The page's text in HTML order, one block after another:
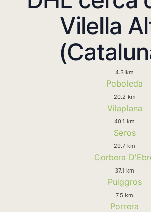
Vilella
4.3 km
Poboleda
20.2 km
Vilaplana
40.1 km
Seros
29.7 km
Corbera
37.1 km
Puiggros
7.5 km
Porrera